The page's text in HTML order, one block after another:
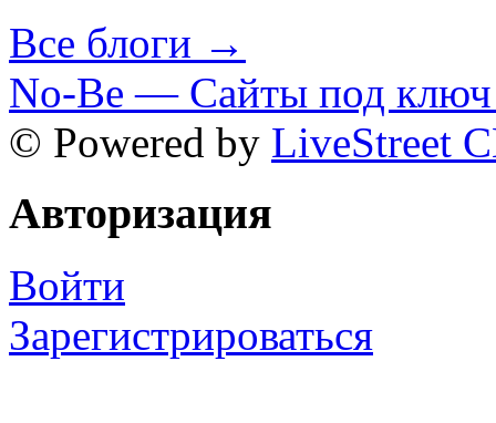
Все блоги →
No-Be — Сайты под ключ
© Powered by LiveStreet
Авторизация
Войти
Зарегистрироваться